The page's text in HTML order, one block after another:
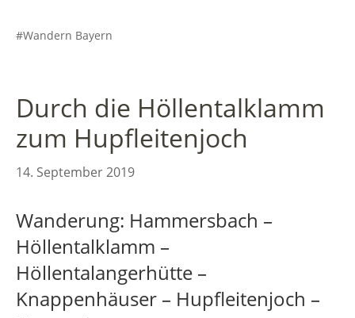
Wandern Bayern
Durch die Höllentalklamm
zum Hupfleitenjoch
14. September 2019
Wanderung: Hammersbach –
Höllentalklamm –
Höllentalangerhütte –
Knappenhäuser – Hupfleitenjoch –